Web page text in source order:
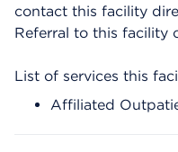
contact this facility
Referral to this facility
List of services this
Affiliated